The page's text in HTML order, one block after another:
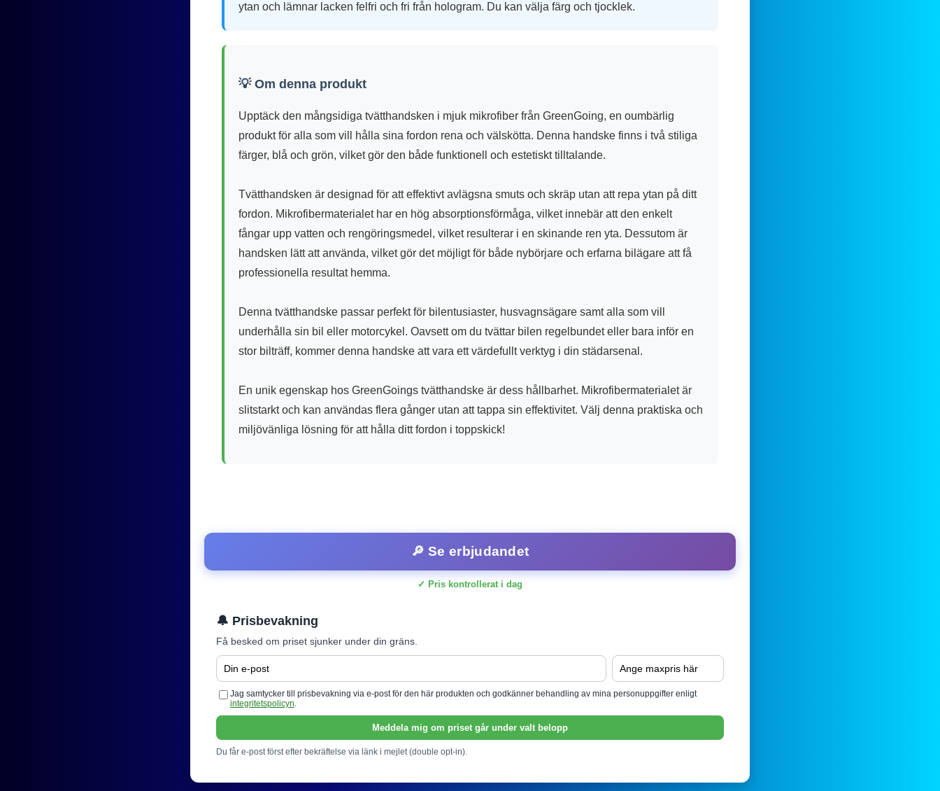
ytan och lämnar lacken felfri och fri från hologram. Du kan välja färg och tjocklek.
💡 Om denna produkt
Upptäck den mångsidiga tvätthandsken i mjuk mikrofiber från GreenGoing, en oumbärlig
produkt för alla som vill hålla sina fordon rena och välskötta. Denna handske finns i två stiliga
färger, blå och grön, vilket gör den både funktionell och estetiskt tilltalande.
Tvätthandsken är designad för att effektivt avlägsna smuts och skräp utan att repa ytan på ditt
fordon. Mikrofibermaterialet har en hög absorptionsförmåga, vilket innebär att den enkelt
fångar upp vatten och rengöringsmedel, vilket resulterar i en skinande ren yta. Dessutom är
handsken lätt att använda, vilket gör det möjligt för både nybörjare och erfarna bilägare att få
professionella resultat hemma.
Denna tvätthandske passar perfekt för bilentusiaster, husvagnsägare samt alla som vill
underhålla sin bil eller motorcykel. Oavsett om du tvättar bilen regelbundet eller bara inför en
stor bilträff, kommer denna handske att vara ett värdefullt verktyg i din städarsenal.
En unik egenskap hos GreenGoings tvätthandske är dess hållbarhet. Mikrofibermaterialet är
slitstarkt och kan användas flera gånger utan att tappa sin effektivitet. Välj denna praktiska och
miljövänliga lösning för att hålla ditt fordon i toppskick!
🔎 Se erbjudandet
✓ Pris kontrollerat i dag
🔔 Prisbevakning
Få besked om priset sjunker under din gräns.
Jag samtycker till prisbevakning via e-post för den här produkten och godkänner behandling av mina personuppgifter enligt
integritetspolicyn.
Meddela mig om priset går under valt belopp
Du får e-post först efter bekräftelse via länk i mejlet (double opt-in).